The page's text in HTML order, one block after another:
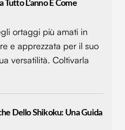
Tutto L’anno E Come
ortaggi più amati in
e apprezzata per il suo
versatilità. Coltivarla
Dello Shikoku: Una Guida